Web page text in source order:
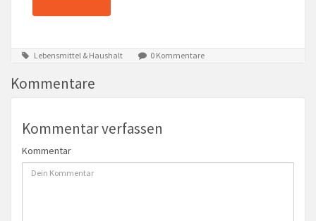
Lebensmittel & Haushalt 0 Kommentare
Kommentare
Kommentar verfassen
Kommentar